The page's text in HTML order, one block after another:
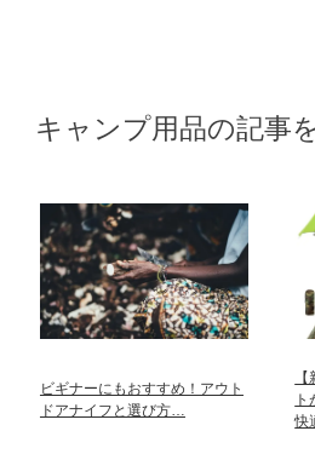
キャンプ用品の記事
ビギナーにもおすすめ！アウト
ドアナイフと選び方…
快